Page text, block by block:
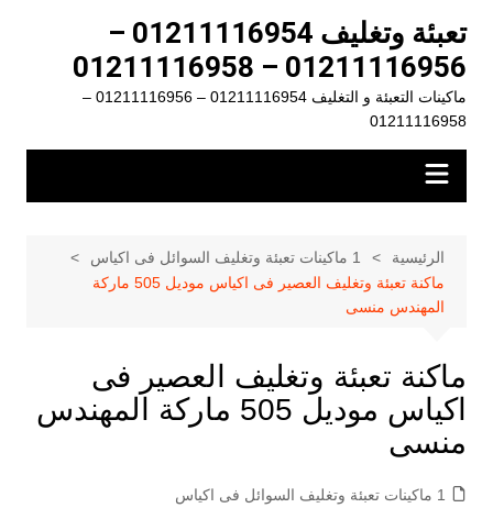
المحتوى
تعبئة وتغليف 01211116954 –
01211116956 – 01211116958
ماكينات التعبئة و التغليف 01211116954 – 01211116956 –
01211116958
الرئيسية
1 ماكينات تعبئة وتغليف السوائل فى اكياس
ماكنة تعبئة وتغليف العصير فى اكياس موديل 505 ماركة
المهندس منسى
ماكنة تعبئة وتغليف العصير فى
اكياس موديل 505 ماركة المهندس
منسى
1 ماكينات تعبئة وتغليف السوائل فى اكياس